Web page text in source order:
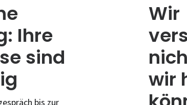
Ihre
sind
bis zur
Wir
wir